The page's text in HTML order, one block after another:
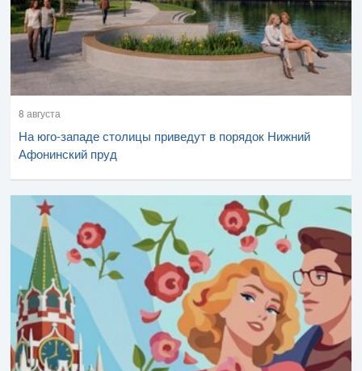
8 августа
На юго-западе столицы приведут в порядок Нижний
Афонинский пруд